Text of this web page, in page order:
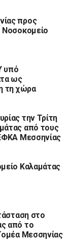
προς
Νοσοκομείο
υπό
ως
τη χώρα
την Τρίτη
από τους
Μεσσηνίας
Καλαμάτας
στο
από το
Μεσσηνίας